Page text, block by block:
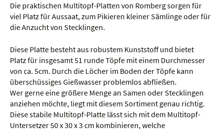
Die praktischen Multitopf-Platten von Romberg sorgen für
viel Platz für Aussaat, zum Pikieren kleiner Sämlinge oder für
die Anzucht von Stecklingen.
Diese Platte besteht aus robustem Kunststoff und bietet
Platz für insgesamt 51 runde Töpfe mit einem Durchmesser
von ca. 5cm. Durch die Löcher im Boden der Töpfe kann
überschüssiges Gießwasser problemlos abfließen.
Wer gerne eine größere Menge an Samen oder Stecklingen
anziehen möchte, liegt mit diesem Sortiment genau richtig.
Diese stabile Multitopf-Platte lässt sich mit dem Multitopf-
Untersetzer 50 x 30 x 3 cm kombinieren, welche